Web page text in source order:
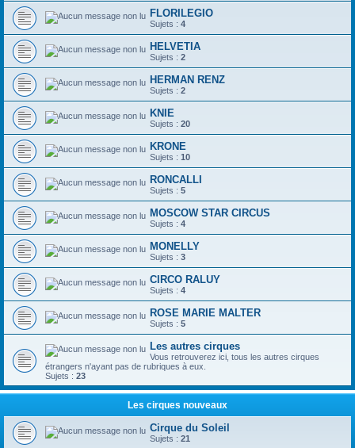
FLORILEGIO
Sujets : 4
HELVETIA
Sujets : 2
HERMAN RENZ
Sujets : 2
KNIE
Sujets : 20
KRONE
Sujets : 10
RONCALLI
Sujets : 5
MOSCOW STAR CIRCUS
Sujets : 4
MONELLY
Sujets : 3
CIRCO RALUY
Sujets : 4
ROSE MARIE MALTER
Sujets : 5
Les autres cirques
Vous retrouverez ici, tous les autres cirques
étrangers n'ayant pas de rubriques à eux.
Sujets : 23
Les cirques nouveaux
Cirque du Soleil
Sujets : 21